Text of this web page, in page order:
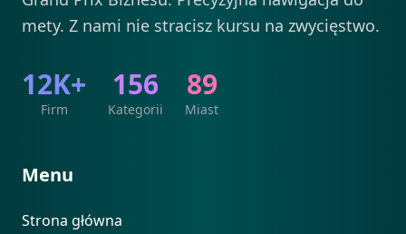
mety. Z nami nie stracisz kursu na zwycięstwo.
12K+
Firm
156
Kategorii
89
Miast
Menu
Strona główna